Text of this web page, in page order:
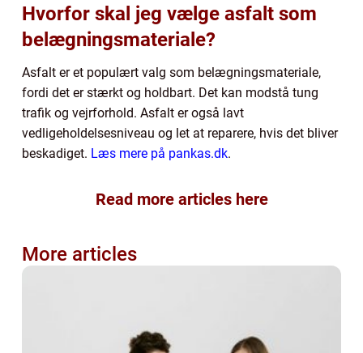
Hvorfor skal jeg vælge asfalt som
belægningsmateriale?
Asfalt er et populært valg som belægningsmateriale,
fordi det er stærkt og holdbart. Det kan modstå tung
trafik og vejrforhold. Asfalt er også lavt
vedligeholdelsesniveau og let at reparere, hvis det bliver
beskadiget. Læs mere på pankas.dk.
Read more articles here
More articles